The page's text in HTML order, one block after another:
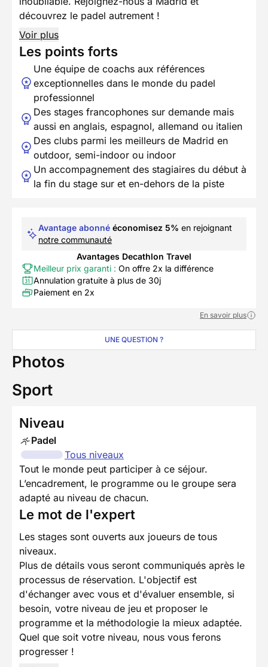
découvrez le padel autrement !
Voir plus
Les points forts
Une équipe de coachs aux références
exceptionnelles dans le monde du padel
professionnel
Des stages francophones sur demande mais
aussi en anglais, espagnol, allemand ou italien
Des clubs parmi les meilleurs de Madrid en
outdoor, semi-indoor ou indoor
Un accompagnement des stagiaires du début à
la fin du stage sur et en-dehors de la piste
Avantage abonné économisez 5% en rejoignant
notre communauté
Avantages Decathlon Travel
Meilleur prix garanti : On offre 2x la différence
Annulation gratuite à plus de 30j
Paiement en 2x
En savoir plus
UNE QUESTION ?
Photos
Sport
Niveau
Padel
Tous niveaux
Tout le monde peut participer à ce séjour.
L’encadrement, le programme ou le groupe sera
adapté au niveau de chacun.
Le mot de l'expert
Les stages sont ouverts aux joueurs de tous
niveaux.
Plus de détails vous seront communiqués après le
processus de réservation. L'objectif est
d'échanger avec vous et d'évaluer ensemble, si
besoin, votre niveau de jeu et proposer le
programme et la méthodologie la mieux adaptée.
Quel que soit votre niveau, nous vous ferons
progresser !